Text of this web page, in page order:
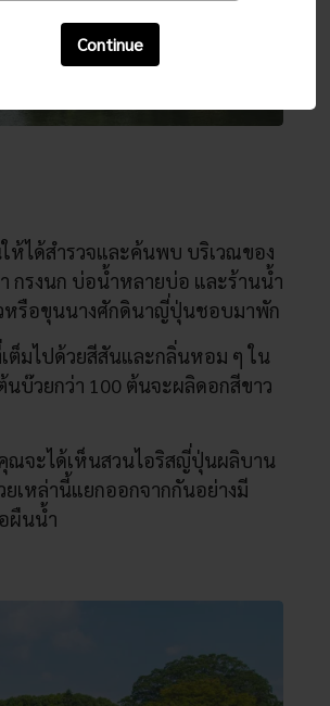
Continue
ห้ได้สำรวจและค้นพบ บริเวณของ
กรงนก บ่อน้ำหลายบ่อ และร้านน้ำ
หรือขุนนางศักดินาญี่ปุ่นชอบมาพัก
มไปด้วยสีสันและกลิ่นหอม ๆ ใน
บ๊วยกว่า 100 ต้นจะผลิดอกสีขาว
ณจะได้เห็นสวนไอริสญี่ปุ่นผลิบาน
เหล่านี้แยกออกจากกันอย่างมี
ผืนน้ำ